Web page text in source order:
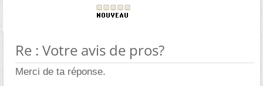
Re : Votre avis de pros?
Merci de ta réponse.